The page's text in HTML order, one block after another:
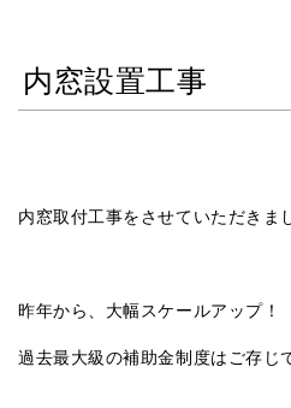
内窓設置工事
内窓取付工事をさせていただきま
昨年から、大幅スケールアップ！
過去最大級の補助金制度はご存じ